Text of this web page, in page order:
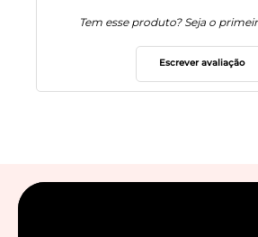
Tem esse produto? Seja o
Escrever avaliação